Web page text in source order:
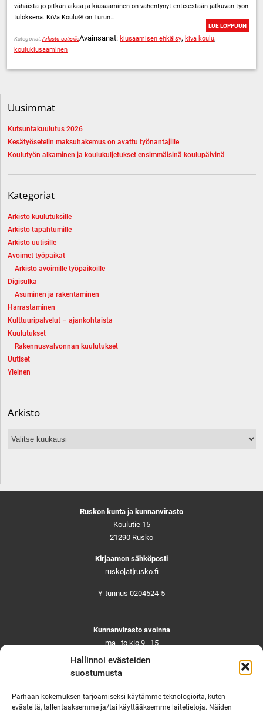
Hallinnoi evästeiden
suostumusta
Parhaan kokemuksen tarjoamiseksi käytämme teknologioita, kuten
evästeitä, tallentaaksemme ja/tai käyttääksemme laitetietoja. Näiden
vähäistä jo pitkän aikaa ja kiusaaminen on vähentynyt entisestään jatkuvan työn
tuloksena. KiVa Koulu® on Turun…
LUE LOPPUUN
Kategoriat:Arkisto uutisilleAvainsanat: kiusaamisen ehkäisy, kiva koulu,
koulukiusaaminen
Uusimmat
Kutsuntakuulutus 2026
Kesätyösetelin maksuhakemus on avattu työnantajille
Koulutyön alkaminen ja koulukuljetukset ensimmäisinä koulupäivinä
Kategoriat
Arkisto kuulutuksille
Arkisto tapahtumille
Arkisto uutisille
Avoimet työpaikat
Arkisto avoimille työpaikoille
Digisulka
Asuminen ja rakentaminen
Harrastaminen
Kulttuuripalvelut – ajankohtaista
Kuulutukset
Rakennusvalvonnan kuulutukset
Uutiset
Yleinen
Arkisto
Arkisto
Ruskon kunta ja kunnanvirasto
Koulutie 15
21290 Rusko
Kirjaamon sähköposti
rusko[at]rusko.fi
Y-tunnus 0204524-5
Kunnanvirasto avoinna
ma–to klo 9–15
pe ja aattoina klo 9–14
Suljettuna ma–pe klo 11–12